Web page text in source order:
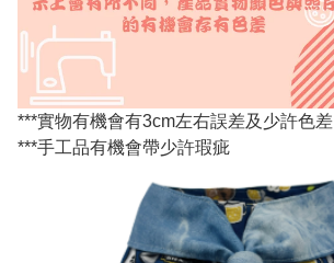
***實物有機會有3cm左右誤差及少許色差
***手工品有機會帶少許瑕疵